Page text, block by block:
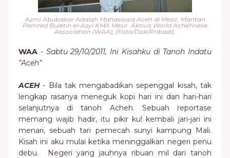
Azmi Abubakar Adalah Mahasiswa Aceh di Mesir, Mantan
Pemred Buletin el-Asyi KMA Mesir. Aktivis World Achehnese
Association (WAA), [Foto/Dok/Pribadi].
WAA - Sabtu 29/10/2011, Ini Kisahku di Tanoh Indatu
”Aceh”
ACEH- Bila tak mengabadikan sepenggal kisah, tak
lengkap rasanya meneguk kopi hari ini dan hari-hari
selanjutnya di tanoh Acheh. Sebuah reportase
memang wajib hadir, itu pikir ku! kembali jari-jari ini
menari, sebuah tari pemecah sunyi kampung Mali.
Kisah ini aku mulai ketika meninggalkan negeri penu
debu. Negeri yang jauhnya ribuan mil dari tanoh